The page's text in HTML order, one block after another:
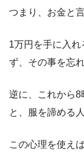
つまり、お金と
1万円を手に入
ず、その事を忘
逆に、これから8
と、服を諦める
この心理を使え